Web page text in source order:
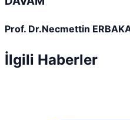
Prof. Dr.Necmettin
İlgili Haberler